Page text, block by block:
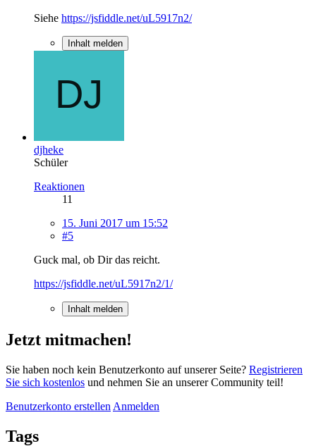
Siehe https://jsfiddle.net/uL5917n2/
Inhalt melden
djheke
Schüler
Reaktionen
11
15. Juni 2017 um 15:52
#5
Guck mal, ob Dir das reicht.
https://jsfiddle.net/uL5917n2/1/
Inhalt melden
Jetzt mitmachen!
Sie haben noch kein Benutzerkonto auf unserer Seite? Registrieren
Sie sich kostenlos und nehmen Sie an unserer Community teil!
Benutzerkonto erstellen Anmelden
Tags